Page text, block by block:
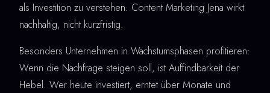
als Investition zu verstehen. Content Marketing Jena wirkt
nachhaltig, nicht kurzfristig.
Besonders Unternehmen in Wachstumsphasen profitieren:
Wenn die Nachfrage steigen soll, ist Auffindbarkeit der
Hebel. Wer heute investiert, erntet über Monate und